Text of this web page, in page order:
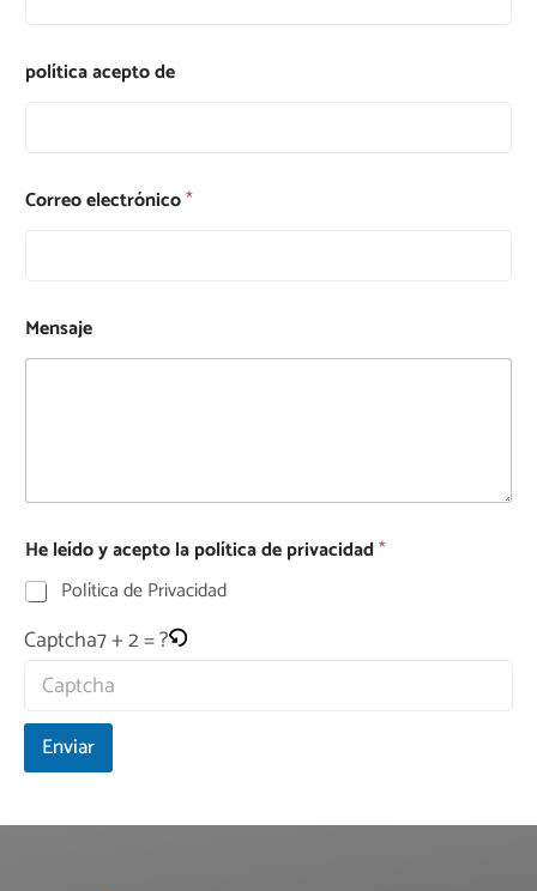
política acepto de
Correo electrónico*
Mensaje
He leído y acepto la política de privacidad*
Política de Privacidad
Captcha7 + 2 = ?
Enviar